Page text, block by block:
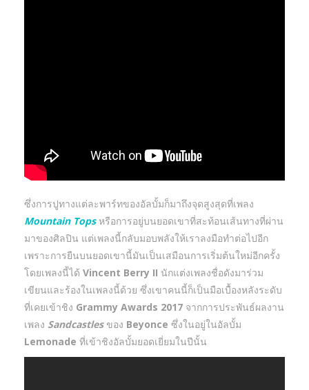
ซึ่งการปูทางแต่ละพาร์ทของอัลบั้มก็มาถึงจุดสูงสุดที่เพลง
Mountain Topsหรือการอยู่บนยอดเขาที่สะท้อนเส้นทางที่ผ่าน
มาของศิลปิน แต่เพลงนี้กลับมอบพลังให้เราลงมือทำต่อไปอีก
เพราะการยืนบนยอดเขานี้มันเป็นเสมือนการเริ่มต้นใหม่อีกครั้ง
โดยเพลงนี้ได้ Vincent Berry II นักแต่งเพลงชื่อดังมาร่วม
เขียนและร้องในเพลงนี้ด้วย ซึ่งเขาคนนี้ก็เป็นมือเบื้องหลังระดับ
ที่เคยเข้าชิง Grammy Awards 2017 จากการประพันธ์ผลงาน
เพลง Sandcastlesของ Beyonce ซึ่งในอยู่ในอัลบั้ม
Lemonade ที่เข้าชิงอัลบั้มยอดเยี่ยมในปีนั้น